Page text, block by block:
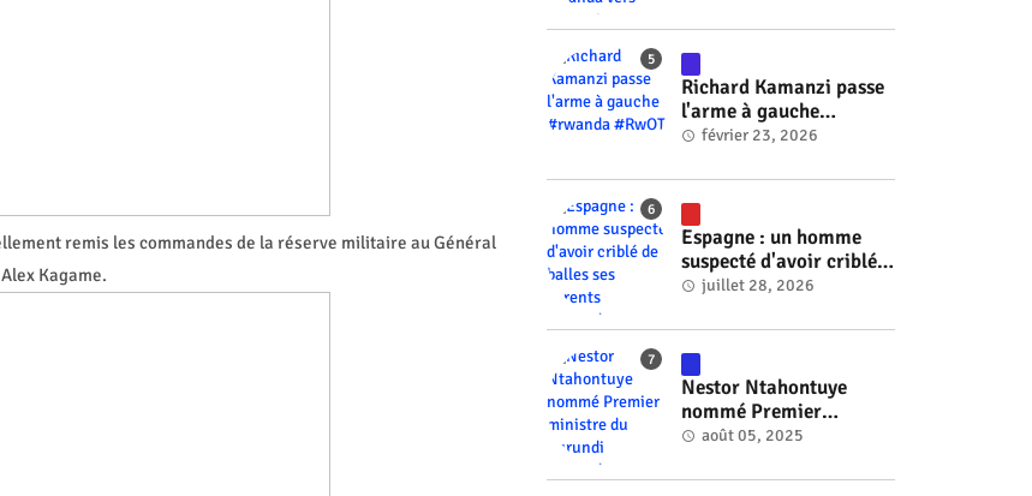
remis les commandes de la réserve militaire au Général
Kagame.
2030 #rwanda #RwOT
Richard Kamanzi passe
l'arme à gauche
#rwanda #RwOT
février 23, 2026
Espagne : un homme
suspecté d'avoir criblé
de balles ses parents
juillet 28, 2026
Nestor Ntahontuye
nommé Premier
ministre du Burundi
août 05, 2025